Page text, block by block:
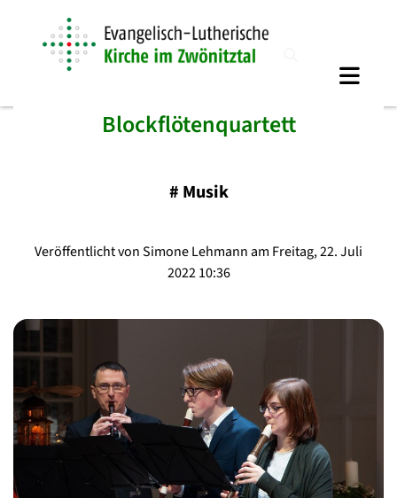
Blockflötenquartett
# Musik
Veröffentlicht von Simone Lehmann am Freitag, 22. Juli
2022 10:36